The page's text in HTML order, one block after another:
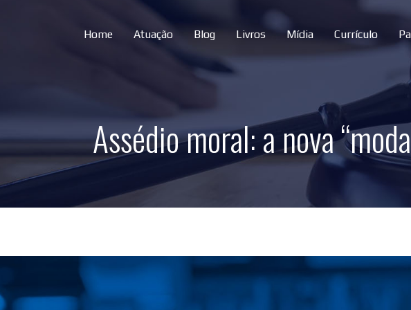
Home Atuação Blog Livros Mídia Currículo
Assédio moral: a nova